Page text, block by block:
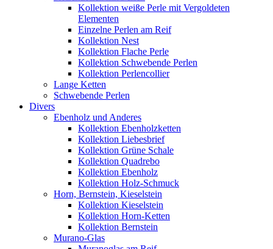
Kollektion weiße Perle mit Vergoldeten
Elementen
Einzelne Perlen am Reif
Kollektion Nest
Kollektion Flache Perle
Kollektion Schwebende Perlen
Kollektion Perlencollier
Lange Ketten
Schwebende Perlen
Divers
Ebenholz und Anderes
Kollektion Ebenholzketten
Kollektion Liebesbrief
Kollektion Grüne Schale
Kollektion Quadrebo
Kollektion Ebenholz
Kollektion Holz-Schmuck
Horn, Bernstein, Kieselstein
Kollektion Kieselstein
Kollektion Horn-Ketten
Kollektion Bernstein
Murano-Glas